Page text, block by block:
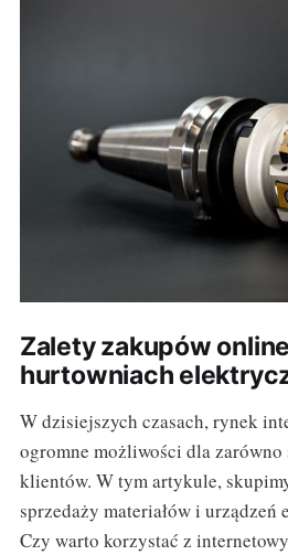
Zalety zakupów
hurtowniach
W dzisiejszych czasach, rynek
ogromne możliwości dla zarówno
klientów. W tym artykule,
sprzedaży materiałów i
Czy warto korzystać z